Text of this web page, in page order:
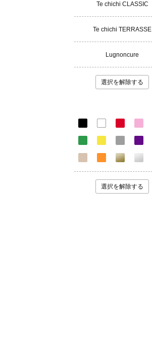
Te chichi CLASSIC
Te chichi TERRASSE
Lugnoncure
選択を解除する
選択を解除する